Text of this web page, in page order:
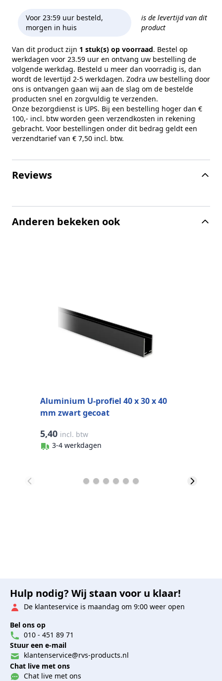
Voor 23:59 uur besteld,
morgen in huis
is de levertijd van dit
product
Van dit product zijn 1 stuk(s) op voorraad. Bestel op
werkdagen voor 23.59 uur en ontvang uw bestelling de
volgende werkdag. Besteld u meer dan voorradig is, dan
wordt de levertijd 2-5 werkdagen. Zodra uw bestelling door
ons is ontvangen gaan wij aan de slag om de bestelde
producten snel en zorgvuldig te verzenden.
Onze bezorgdienst is UPS. Bij een bestelling hoger dan €
100,- incl. btw worden geen verzendkosten in rekening
gebracht. Voor bestellingen onder dit bedrag geldt een
verzendtarief van € 7,50 incl. btw.
Reviews
Anderen bekeken ook
Aluminium U-profiel 40 x 30 x 40
mm zwart gecoat
5,40 incl. btw
3-4 werkdagen
Hulp nodig? Wij staan voor u klaar!
De klanteservice is maandag om 9:00 weer open
Bel ons op
010 - 451 89 71
Stuur een e-mail
klantenservice@rvs-products.nl
Chat live met ons
Chat live met ons